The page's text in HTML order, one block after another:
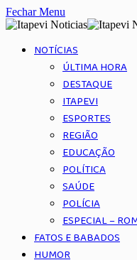
Fechar Menu
NOTÍCIAS
ÚLTIMA HORA
DESTAQUE
ITAPEVI
ESPORTES
REGIÃO
EDUCAÇÃO
POLÍTICA
SAÚDE
POLÍCIA
ESPECIAL –
FATOS E BABADOS
HUMOR